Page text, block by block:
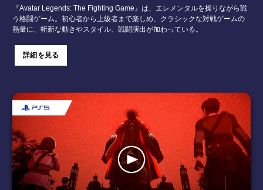
『Avatar Legends: The Fighting Game』は、エレメンタルを操りながら戦
う格闘ゲーム。初心者から上級者まで楽しめ、クラシックな対戦ゲームの
熱量に、斬新な動きやスタイル、戦闘演出が加わっている。
詳細を見る